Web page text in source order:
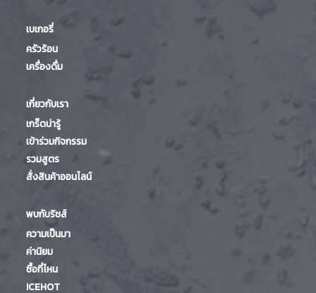
เบเกอรี่
ครัวร้อน
เครื่องดื่ม
เกี่ยวกับเรา
เกร็ดน่ารู้
เข้าร่วมกิจกรรม
รวมสูตร
สั่งสินค้าออนไลน์
พบกับริชส์
ความเป็นมา
ค่านิยม
ซื้อที่ไหน
ICEHOT